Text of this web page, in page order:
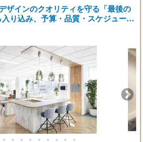
テリアルの選定、
工会社との打合せ・内容調整など。 ▼設計監
りの仕上がりかをチェックします。 ▼引き渡
る瞬間です。 【この仕事のポイント】
も関われます： あなたの経験を活かし、
メンターとしての役割も期待しています。 教える
キルも整理され、マネジメント能力も養われま
ラマン同行の上、写真アングル指示、写真データ
テンツのインタビューの経験ができます。
ザインのクオリティを守る「最後の
り込み、予算・品質・スケジュール
司令塔。